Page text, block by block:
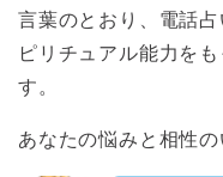
言葉のとおり、電話
ピリチュアル能力を
す。
あなたの悩みと相性